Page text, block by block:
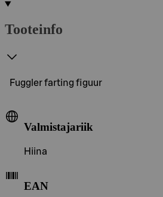
Tooteinfo
Fuggler farting figuur
Valmistajariik
Hiina
EAN